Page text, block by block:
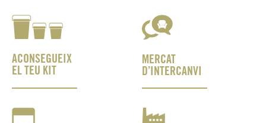
ACONSEGUEIX
EL TEU KIT
MERCAT
D’INTERCANVI